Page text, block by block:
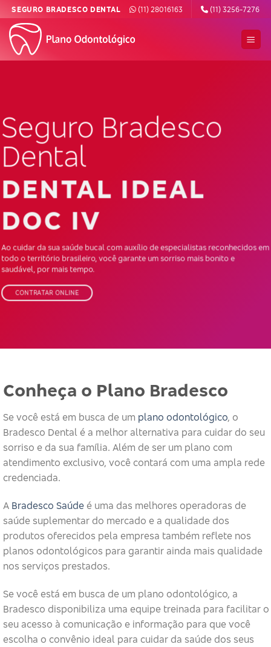
Skip
content
SEGURO BRADESCO DENTAL (11) 28016163 (11) 3256-7276
Seguro Bradesco
Dental
DENTAL IDEAL
DOC IV
Ao cuidar da sua saúde bucal com auxílio de especialistas reconhecidos em
todo o território brasileiro, você garante um sorriso mais bonito e
saudável, por mais tempo.
CONTRATAR ONLINE
Conheça o Plano Bradesco
Se você está em busca de um plano odontológico, o
Bradesco Dental é a melhor alternativa para cuidar do seu
sorriso e da sua família. Além de ser um plano com
atendimento exclusivo, você contará com uma ampla rede
credenciada.
A Bradesco Saúde é uma das melhores operadoras de
saúde suplementar do mercado e a qualidade dos
produtos oferecidos pela empresa também reflete nos
planos odontológicos para garantir ainda mais qualidade
nos serviços prestados.
Se você está em busca de um plano odontológico, a
Bradesco disponibiliza uma equipe treinada para facilitar o
seu acesso à comunicação e informação para que você
escolha o convênio ideal para cuidar da saúde dos seus